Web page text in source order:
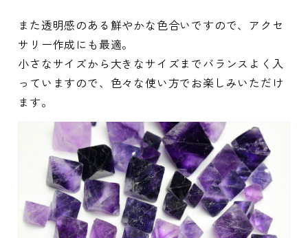
また透明感のある鮮やかな色合いですので、アクセ
サリー作成にも最適。
小さなサイズから大きなサイズまでバランスよく入
っていますので、色々な使い方でお楽しみいただけ
ます。